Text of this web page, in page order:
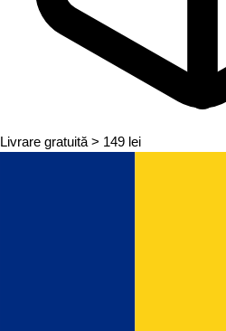
Livrare gratuită > 149 lei